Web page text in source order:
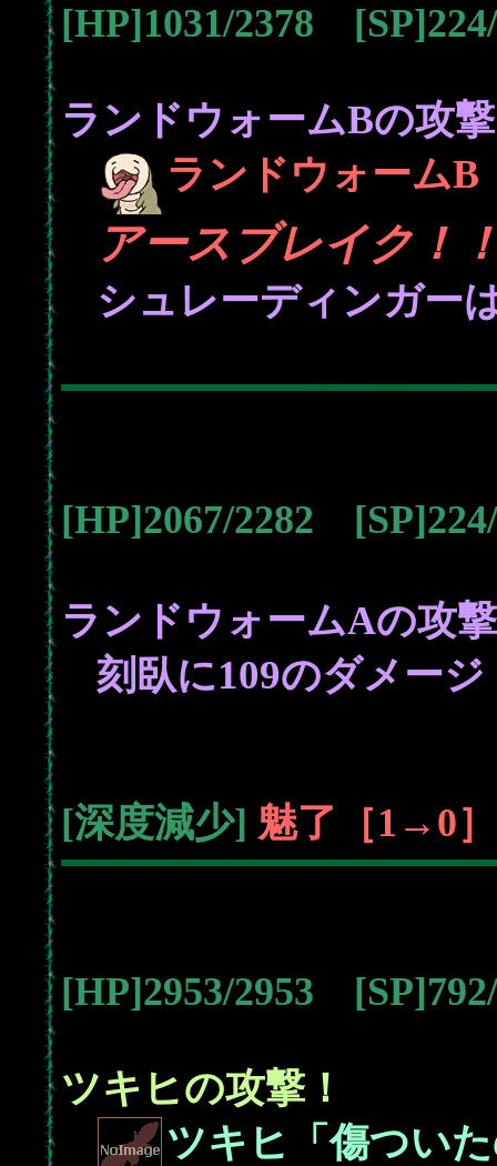
[HP]1031/2378
ランドウォームBの攻
ランドウォームB
アースブレイク！
シュレーディンガー
[HP]2067/2282
ランドウォームAの攻
刻臥に109のダメージ
[深度減少] 魅了［1→0］
[HP]2953/2953
ツキヒの攻撃！
ツキヒ「傷つい